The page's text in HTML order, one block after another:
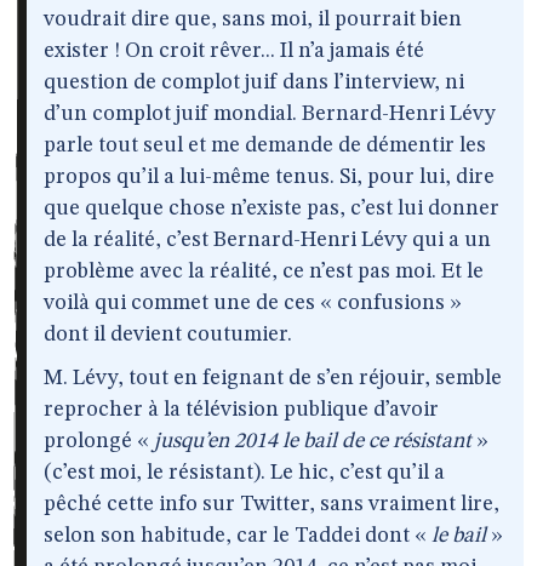
voudrait dire que, sans moi, il pourrait bien
exister ! On croit rêver... Il n’a jamais été
question de complot juif dans l’interview, ni
d’un complot juif mondial. Bernard-Henri Lévy
parle tout seul et me demande de démentir les
propos qu’il a lui-même tenus. Si, pour lui, dire
que quelque chose n’existe pas, c’est lui donner
de la réalité, c’est Bernard-Henri Lévy qui a un
problème avec la réalité, ce n’est pas moi. Et le
voilà qui commet une de ces « confusions »
dont il devient coutumier.
M. Lévy, tout en feignant de s’en réjouir, semble
reprocher à la télévision publique d’avoir
prolongé « jusqu’en 2014 le bail de ce résistant»
(c’est moi, le résistant). Le hic, c’est qu’il a
pêché cette info sur Twitter, sans vraiment lire,
selon son habitude, car le Taddei dont « le bail»